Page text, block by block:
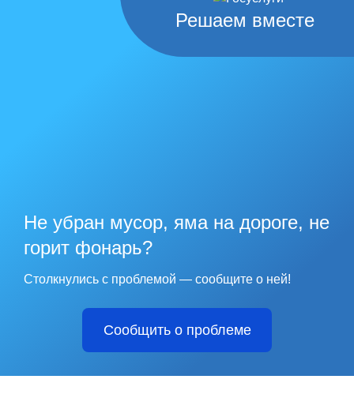
Решаем вместе
Не убран мусор, яма на дороге, не
горит фонарь?
Столкнулись с проблемой — сообщите о ней!
Сообщить о проблеме